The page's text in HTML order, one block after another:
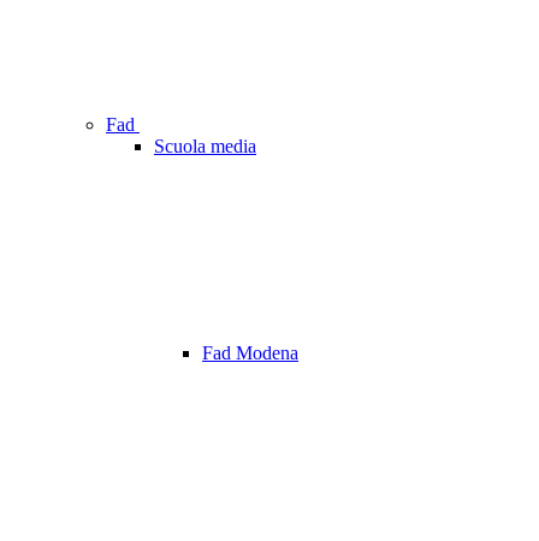
Fad
Scuola media
Fad Modena